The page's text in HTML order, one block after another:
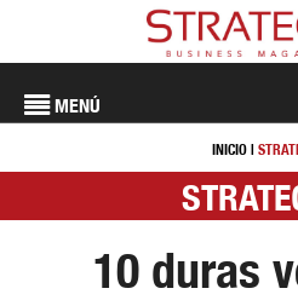
MENÚ
INICIO |
10 duras